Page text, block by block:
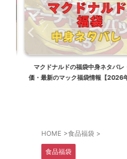
マクドナルドの福袋中身ネタバレ
価・最新のマック福袋情報【2026年
HOME >食品福袋 >
食品福袋